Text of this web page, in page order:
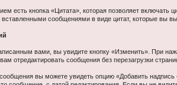
есть кнопка «Цитата», которая позволяет
сообщениями в виде цитат, которые вы
вами, вы увидите кнопку «Изменить». При
отредактировать сообщения без перезагрузки
вы можете увидеть опцию «Добавить